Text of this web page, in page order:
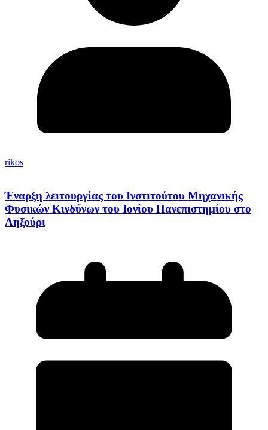
rikos
Έναρξη λειτουργίας του Ινστιτούτου Μηχανικής
Φυσικών Κινδύνων του Ιονίου Πανεπιστημίου στο
Ληξούρι